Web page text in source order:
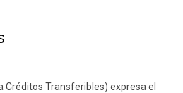
Créditos Transferibles) expresa el